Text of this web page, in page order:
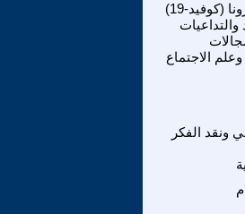
ملف: وباء - فيروس كورونا (كوفيد-19)
والتداعيات
الاجتماع
ونقد الفكر